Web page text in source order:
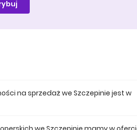
na sprzedaż we Szczepinie jest w